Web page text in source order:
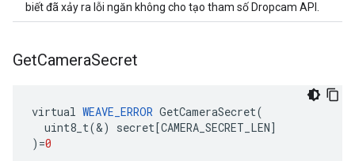
biết đã xảy ra lỗi ngăn không cho tạo tham số Dropcam API.
GetCameraSecret
virtual WEAVE_ERROR GetCameraSecret(
uint8_t(&) secret[CAMERA_SECRET_LEN]
) =0